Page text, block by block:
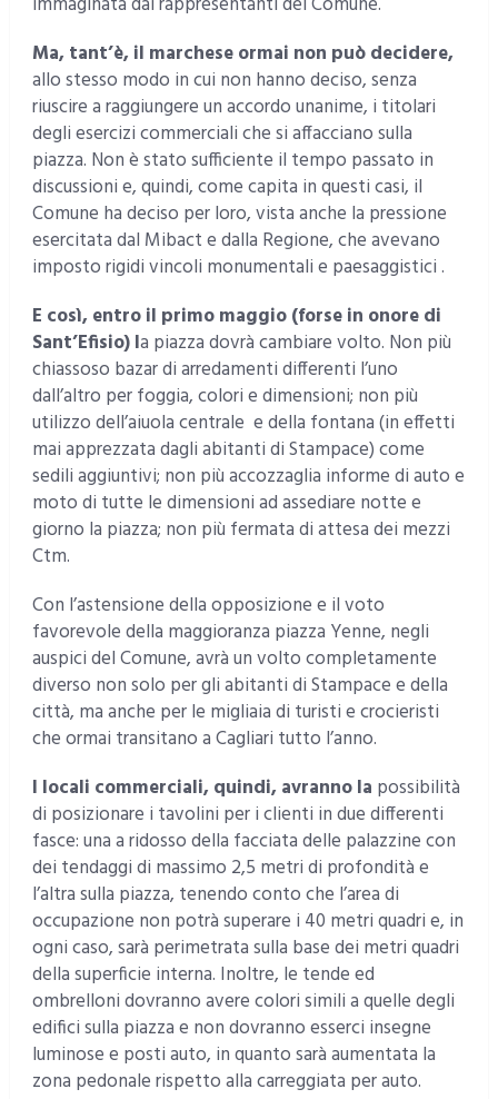
Ma, tant’è, il marchese ormai non può decidere,
allo stesso modo in cui non hanno deciso, senza
riuscire a raggiungere un accordo unanime, i titolari
degli esercizi commerciali che si affacciano sulla
piazza. Non è stato sufficiente il tempo passato in
discussioni e, quindi, come capita in questi casi, il
Comune ha deciso per loro, vista anche la pressione
esercitata dal Mibact e dalla Regione, che avevano
imposto rigidi vincoli monumentali e paesaggistici .
E così, entro il primo maggio (forse in onore di
Sant’Efisio) la piazza dovrà cambiare volto. Non più
chiassoso bazar di arredamenti differenti l’uno
dall’altro per foggia, colori e dimensioni; non più
utilizzo dell’aiuola centrale e della fontana (in effetti
mai apprezzata dagli abitanti di Stampace) come
sedili aggiuntivi; non più accozzaglia informe di auto e
moto di tutte le dimensioni ad assediare notte e
giorno la piazza; non più fermata di attesa dei mezzi
Ctm.
Con l’astensione della opposizione e il voto
favorevole della maggioranza piazza Yenne, negli
auspici del Comune, avrà un volto completamente
diverso non solo per gli abitanti di Stampace e della
città, ma anche per le migliaia di turisti e crocieristi
che ormai transitano a Cagliari tutto l’anno.
I locali commerciali, quindi, avranno la possibilità
di posizionare i tavolini per i clienti in due differenti
fasce: una a ridosso della facciata delle palazzine con
dei tendaggi di massimo 2,5 metri di profondità e
l’altra sulla piazza, tenendo conto che l’area di
occupazione non potrà superare i 40 metri quadri e, in
ogni caso, sarà perimetrata sulla base dei metri quadri
della superficie interna. Inoltre, le tende ed
ombrelloni dovranno avere colori simili a quelle degli
edifici sulla piazza e non dovranno esserci insegne
luminose e posti auto, in quanto sarà aumentata la
zona pedonale rispetto alla carreggiata per auto.